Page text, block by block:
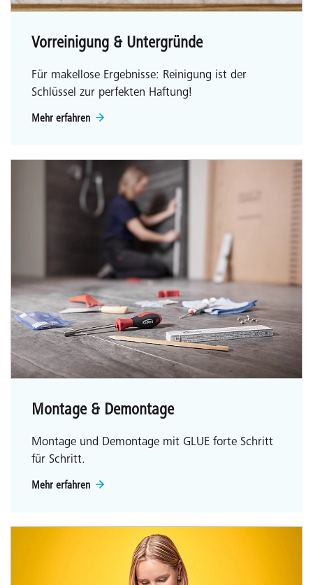
Vorreinigung & Untergründe
Für makellose Ergebnisse: Reinigung ist der
Schlüssel zur perfekten Haftung!
Mehr erfahren
Montage & Demontage
Montage und Demontage mit GLUE forte Schritt
für Schritt.
Mehr erfahren